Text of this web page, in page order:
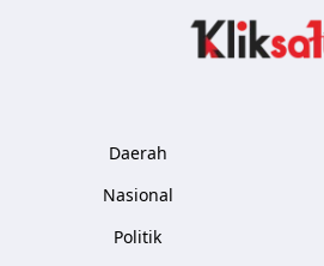
Daerah
Nasional
Politik